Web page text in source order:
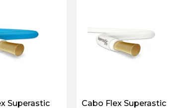
Superastic
Cabo Flex Superastic